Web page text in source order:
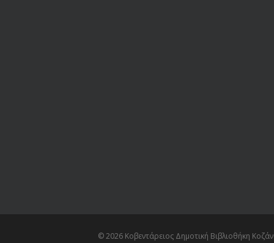
© 2026 Κοβεντάρειος Δημοτική Βιβλιοθήκη